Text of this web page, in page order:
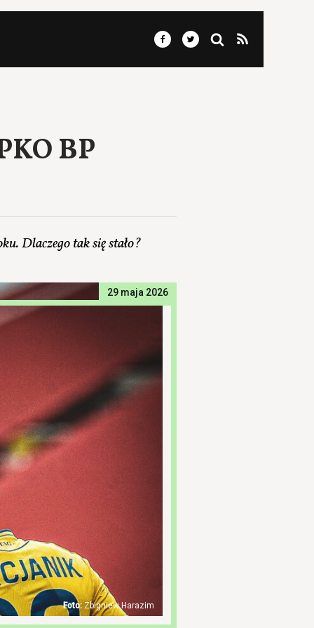
BP
Dlaczego tak się stało?
29 maja 2026
Zbigniew Harazim